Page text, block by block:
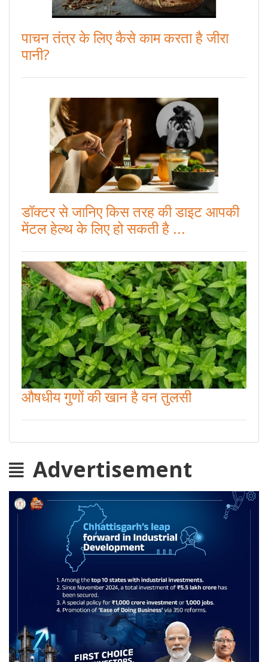
पाचन तंत्र के लिए कैसे काम करता है जीरा
पानी?
डॉक्टर से जानिए किस तरह की डाइट आपकी
मेंटल हेल्थ के लिए हो सकती है ...
औषधीय गुणों की खान है वन तुलसी
Advertisement